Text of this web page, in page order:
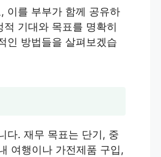
이를 부부가 함께 공유하
기대와 목표를 명확히
인 방법들을 살펴보겠습
다. 재무 목표는 단기, 중
여행이나 가전제품 구입,